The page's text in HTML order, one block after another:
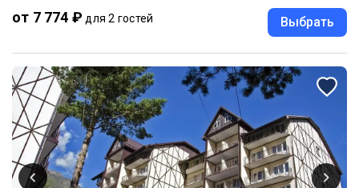
от 7 774 ₽ для 2 гостей Выбрать